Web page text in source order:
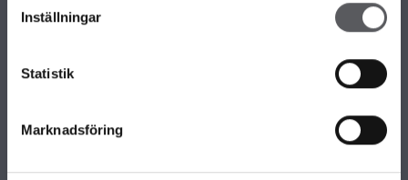
Inställningar
Statistik
Marknadsföring
Jobba hos oss
Nyhetsbrev
KONTAKTA FISKARHEDENVILLAN
Huvudkontor